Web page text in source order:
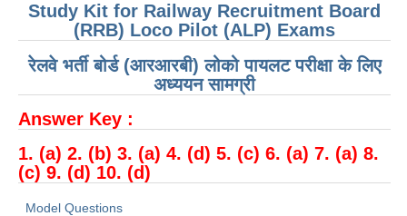
Study Kit for Railway Recruitment Board
(RRB) Loco Pilot (ALP) Exams
रेलवे भर्ती बोर्ड (आरआरबी) लोको पायलट परीक्षा के लिए
अध्ययन सामग्री
Answer Key :
1. (a) 2. (b) 3. (a) 4. (d) 5. (c) 6. (a) 7. (a) 8.
(c) 9. (d) 10. (d)
Model Questions